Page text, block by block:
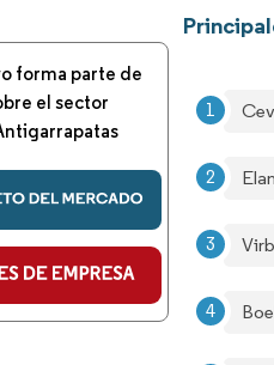
forma parte de
el sector